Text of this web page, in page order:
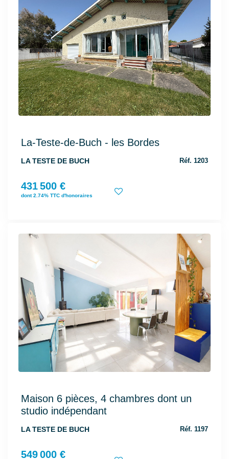
La-Teste-de-Buch - les Bordes
LA TESTE DE BUCH Réf. 1203
431 500 €
dont 2.74% TTC d'honoraires
Maison 6 pièces, 4 chambres dont un
studio indépendant
LA TESTE DE BUCH Réf. 1197
549 000 €